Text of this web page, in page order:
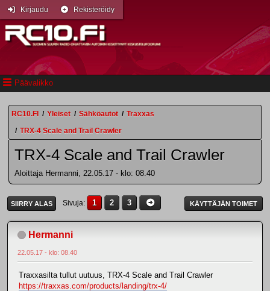
Päävalikko
Kirjaudu Rekisteröidy
RC10.FI / Yleiset / Sähköautot / Traxxas
/ TRX-4 Scale and Trail Crawler
TRX-4 Scale and Trail Crawler
Aloittaja Hermanni, 22.05.17 - klo: 08.40
SIIRRY ALAS Sivuja 1 2 3 KÄYTTÄJÄN TOIMET
Hermanni
22.05.17 - klo: 08.40
Traxxasilta tullut uutuus, TRX-4 Scale and Trail Crawler
https://traxxas.com/products/landing/trx-4/